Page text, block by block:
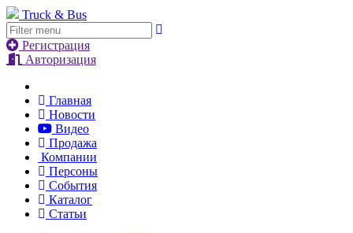
Truck & Bus
Регистрация
Авторизация
Главная
Новости
Видео
Продажа
Компании
Персоны
События
Каталог
Статьи